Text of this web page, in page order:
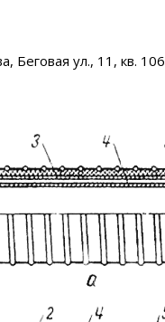
Беговая ул., 11, кв. 106